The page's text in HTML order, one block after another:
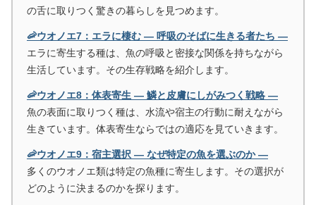
の舌に取りつく驚きの暮らしを見つめます。
🦐ウオノエ7：エラに棲む ― 呼吸のそばに生きる者たち ―
エラに寄生する種は、魚の呼吸と密接な関係を持ちながら
生活しています。その生存戦略を紹介します。
🦐ウオノエ8：体表寄生 ― 鱗と皮膚にしがみつく戦略 ―
魚の表面に取りつく種は、水流や宿主の行動に耐えながら
生きています。体表寄生ならではの適応を見ていきます。
🦐ウオノエ9：宿主選択 ― なぜ特定の魚を選ぶのか ―
多くのウオノエ類は特定の魚種に寄生します。その選択が
どのように決まるのかを探ります。